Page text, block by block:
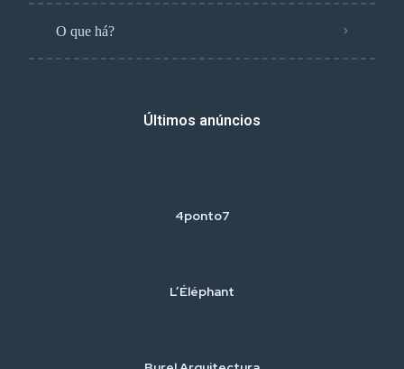
O que há?
Últimos anúncios
4ponto7
L’Éléphant